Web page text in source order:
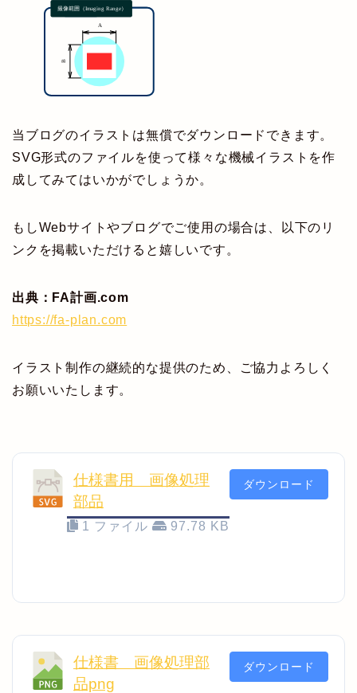
当ブログのイラストは無償でダウンロードできます。
SVG形式のファイルを使って様々な機械イラストを作
成してみてはいかがでしょうか。
もしWebサイトやブログでご使用の場合は、以下のリ
ンクを掲載いただけると嬉しいです。
出典：FA計画.com
https://fa-plan.com
イラスト制作の継続的な提供のため、ご協力よろしく
お願いいたします。
仕様書用 画像処理
部品
1 ファイル 97.78 KB
ダウンロード
仕様書 画像処理部
品png
ダウンロード